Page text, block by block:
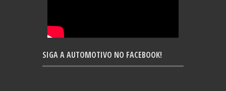
SIGA A AUTOMOTIVO NO FACEBOOK!